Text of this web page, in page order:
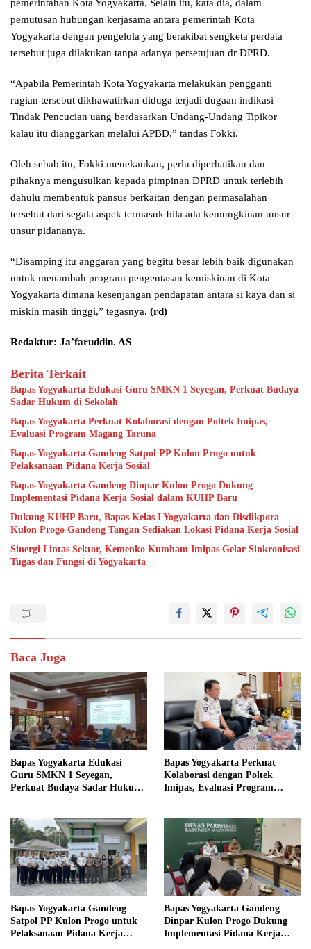
pemerintahan Kota Yogyakarta. Selain itu, kata dia, dalam
pemutusan hubungan kerjasama antara pemerintah Kota
Yogyakarta dengan pengelola yang berakibat sengketa perdata
tersebut juga dilakukan tanpa adanya persetujuan dr DPRD.
“Apabila Pemerintah Kota Yogyakarta melakukan pengganti
rugian tersebut dikhawatirkan diduga terjadi dugaan indikasi
Tindak Pencucian uang berdasarkan Undang-Undang Tipikor
kalau itu dianggarkan melalui APBD,” tandas Fokki.
Oleh sebab itu, Fokki menekankan, perlu diperhatikan dan
pihaknya mengusulkan kepada pimpinan DPRD untuk terlebih
dahulu membentuk pansus berkaitan dengan permasalahan
tersebut dari segala aspek termasuk bila ada kemungkinan unsur
unsur pidananya.
“Disamping itu anggaran yang begitu besar lebih baik digunakan
untuk menambah program pengentasan kemiskinan di Kota
Yogyakarta dimana kesenjangan pendapatan antara si kaya dan si
miskin masih tinggi,” tegasnya. (rd)
Redaktur: Ja’faruddin. AS
Berita Terkait
Bapas Yogyakarta Edukasi Guru SMKN 1 Seyegan, Perkuat Budaya
Sadar Hukum di Sekolah
Bapas Yogyakarta Perkuat Kolaborasi dengan Poltek Imipas,
Evaluasi Program Magang Taruna
Bapas Yogyakarta Gandeng Satpol PP Kulon Progo untuk
Pelaksanaan Pidana Kerja Sosial
Bapas Yogyakarta Gandeng Dinpar Kulon Progo Dukung
Implementasi Pidana Kerja Sosial dalam KUHP Baru
Dukung KUHP Baru, Bapas Kelas I Yogyakarta dan Disdikpora
Kulon Progo Gandeng Tangan Sediakan Lokasi Pidana Kerja Sosial
Sinergi Lintas Sektor, Kemenko Kumham Imipas Gelar Sinkronisasi
Tugas dan Fungsi di Yogyakarta
Baca Juga
Bapas Yogyakarta Edukasi
Guru SMKN 1 Seyegan,
Perkuat Budaya Sadar Hukum
Bapas Yogyakarta Perkuat
Kolaborasi dengan Poltek
Imipas, Evaluasi Program
Bapas Yogyakarta Gandeng
Satpol PP Kulon Progo untuk
Pelaksanaan Pidana Kerja
Bapas Yogyakarta Gandeng
Dinpar Kulon Progo Dukung
Implementasi Pidana Kerja